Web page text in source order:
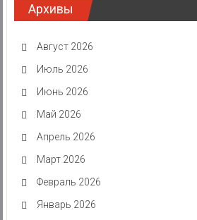
Архивы
Август 2026
Июль 2026
Июнь 2026
Май 2026
Апрель 2026
Март 2026
Февраль 2026
Январь 2026